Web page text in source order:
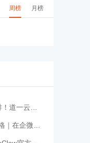
周榜 月榜
企业数字化落地更简单
属于你的业务智能体